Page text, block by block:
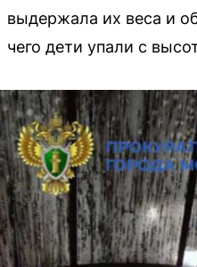
выдержала их веса и
чего дети упали с